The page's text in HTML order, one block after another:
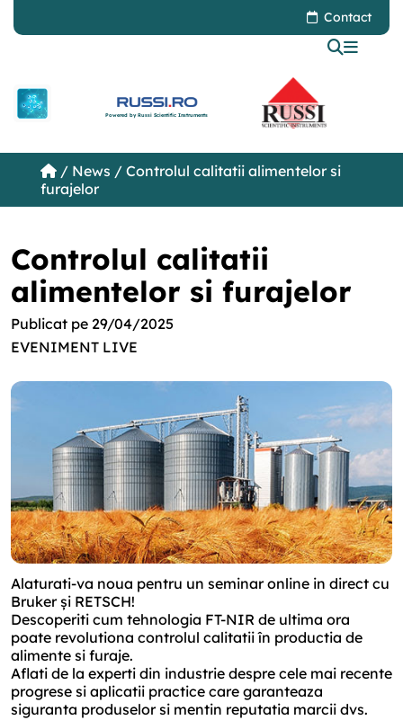
Contact
Powered by Russi Scientific Instruments
/ News / Controlul calitatii alimentelor si
furajelor
Controlul calitatii
alimentelor si furajelor
Publicat pe 29/04/2025
EVENIMENT LIVE
Alaturati-va noua pentru un seminar online in direct cu
Bruker și RETSCH!
Descoperiti cum tehnologia FT-NIR de ultima ora
poate revolutiona controlul calitatii în productia de
alimente si furaje.
Aflati de la experti din industrie despre cele mai recente
progrese si aplicatii practice care garanteaza
siguranta produselor si mentin reputatia marcii dvs.